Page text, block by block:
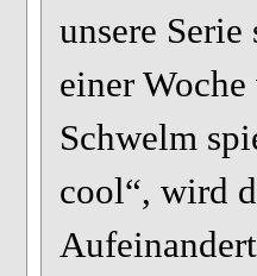
unsere
einer
Schwelm
cool“, wird